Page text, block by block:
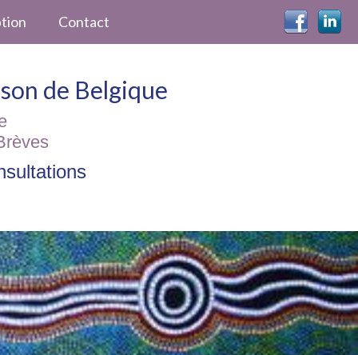
Contact
de Belgique